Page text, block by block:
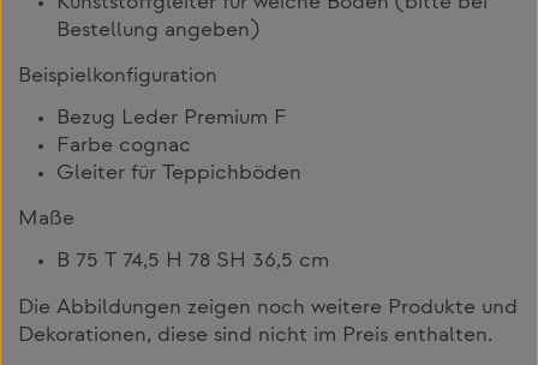
Bestellung angeben)
Beispielkonfiguration
Bezug Leder Premium F
Farbe cognac
Gleiter für Teppichböden
Maße
B 75 T 74,5 H 78 SH 36,5 cm
Die Abbildungen zeigen noch weitere Produkte und
Dekorationen, diese sind nicht im Preis enthalten.